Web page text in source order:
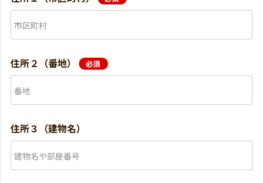
住所２（番地）
住所３（建物名）